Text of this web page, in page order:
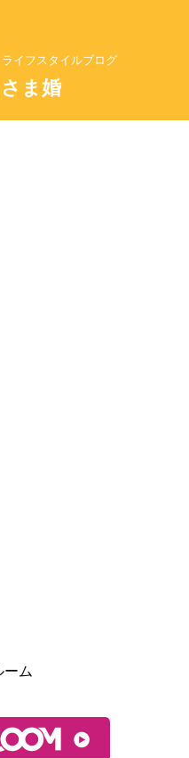
イフスタイルブログ
ま婚
ーム